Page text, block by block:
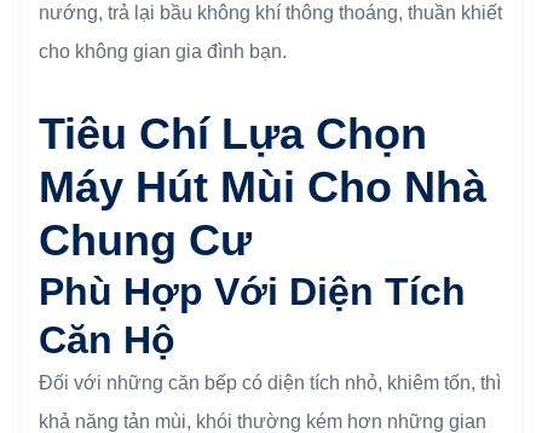
nướng, trả lại bầu không khí thông thoáng, thuần khiết
cho không gian gia đình bạn.
Tiêu Chí Lựa Chọn
Máy Hút Mùi Cho Nhà
Chung Cư
Phù Hợp Với Diện Tích
Căn Hộ
Đối với những căn bếp có diện tích nhỏ, khiêm tốn, thì
khả năng tản mùi, khói thường kém hơn những gian